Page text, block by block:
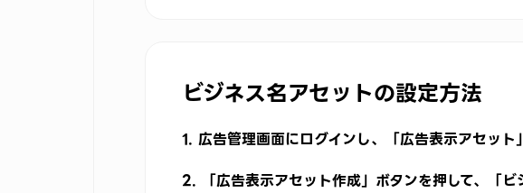
ビジネス名アセットの設定方法
1. 広告管理画面にログインし、「広告表示アセット
2. 「広告表示アセット作成」ボタンを押して、「